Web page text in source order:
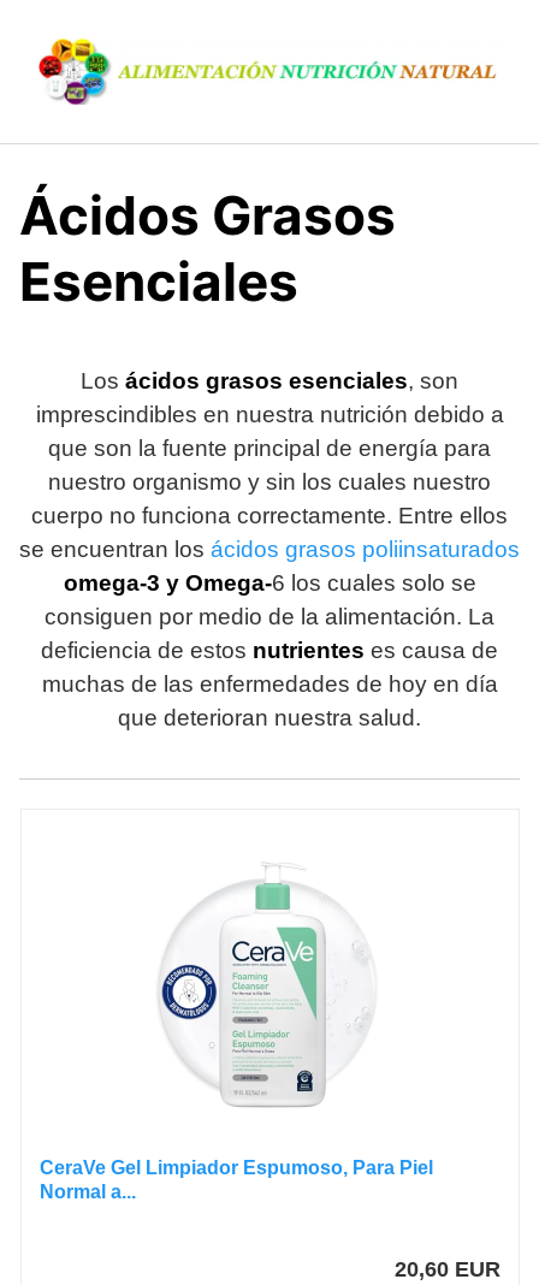
Ácidos Grasos
Esenciales
Los ácidos grasos esenciales, son
imprescindibles en nuestra nutrición debido a
que son la fuente principal de energía para
nuestro organismo y sin los cuales nuestro
cuerpo no funciona correctamente. Entre ellos
se encuentran los ácidos grasos poliinsaturados
omega-3 y Omega-6 los cuales solo se
consiguen por medio de la alimentación. La
deficiencia de estos nutrientes es causa de
muchas de las enfermedades de hoy en día
que deterioran nuestra salud.
CeraVe Gel Limpiador Espumoso, Para Piel
Normal a...
20,60 EUR